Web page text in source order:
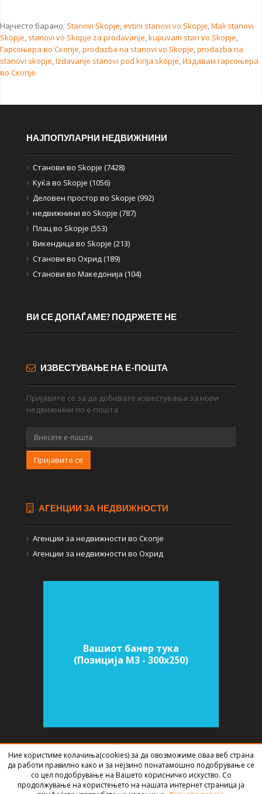
Најчесто барано: Stanovi Skopje,evtini stanovi vo Skopje,Mali stanovi
Skopje, stanovi vo Skopje za prodavanje,kupuvam stan vo Skopje,
Гарсоњера во Скопје,prodazba na stanovi vo Skopje,prodazba na
stanovi skopje,Izdavanje stanovi pod kirija skopje,Издавам гарсоњера
во Скопје
НАЈПОПУЛАРНИ НЕДВИЖНИНИ
Станови во Skopje (7428)
Куќа во Skopje (1056)
Деловен простор во Skopje (992)
недвижнини во Skopje (787)
Плац во Skopje (553)
Викендица во Skopje (213)
Станови во Охрид (189)
Станови во Македонија (104)
ВИ СЕ ДОПАЃАМЕ? ПОДРЖЕТЕ НЕ
ИЗВЕСТУВАЊЕ НА Е-ПОШТА
Пријавите се за да добивате известувања за нови
недвижнини по е-пошта
Пријавите се
АГЕНЦИИ ЗА НЕДВИЖНОСТИ
Агенции за недвижности во Скопје
Агенции за недвижности во Охрид
Вашиот банер тука
(Позиција M3 - 300х250)
СОФТВЕР ЗА АГЕНЦИИ ЗА НЕДВИЖНИНИИЗРАБОТЕН ОД BEST NET
STUDIO
Ние користиме колачиња(cookies) за да овозможиме оваа веб страна
да работи правилно како и за нејзино понатамошно подобрување се
со цел подобрување на Вашето корисничко искуство. Со
продолжување на користењето на нашата интернет страница ја